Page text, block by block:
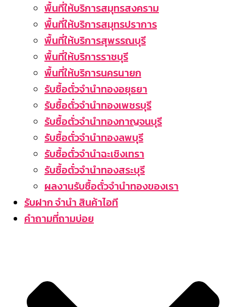
พื้นที่ให้บริการสมุทรสงคราม
พื้นที่ให้บริการสมุทรปราการ
พื้นที่ให้บริการสุพรรณบุรี
พื้นที่ให้บริการราชบุรี
พื้นที่ให้บริการนครนายก
รับซื้อตั๋วจำนำทองอยุธยา
รับซื้อตั๋วจำนำทองเพชรบุรี
รับซื้อตั่วจำนำทองกาญจนบุรี
รับซื้อตั๋วจำนำทองลพบุรี
รับซื้อตั๋วจำนำฉะเชิงเทรา
รับซื้อตั๋วจำนำทองสระบุรี
ผลงานรับซื้อตั๋วจำนำทองของเรา
รับฝาก จำนำ สินค้าไอที
คำถามที่ถามบ่อย